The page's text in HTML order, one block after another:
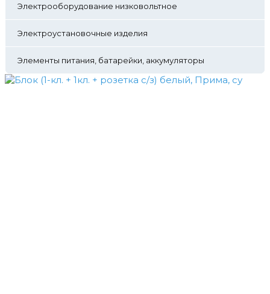
Электрооборудование низковольтное
Электроустановочные изделия
Элементы питания, батарейки, аккумуляторы